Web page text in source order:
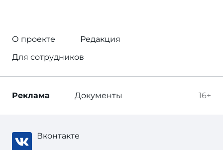
О проекте
Редакция
Для сотрудников
16+
Реклама Документы
Вконтакте